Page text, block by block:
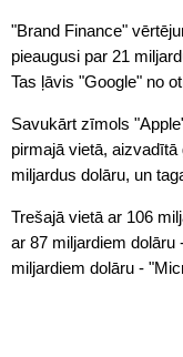
"Brand Finance"
pieaugusi par 21
Tas ļāvis "Google" no
Savukārt zīmols
pirmajā vietā,
miljardus dolāru, un
Trešajā vietā ar 106
ar 87 miljardiem dolāru
miljardiem dolāru -